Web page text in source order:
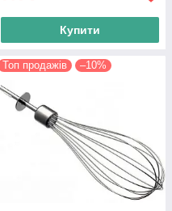
Купити
Топ продажів –10%